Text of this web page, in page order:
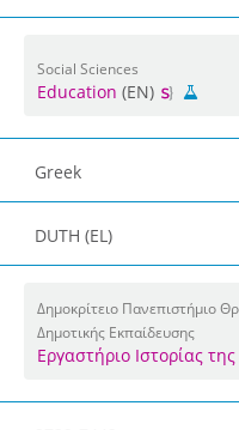
Social Sciences
Education (EN)
Greek
DUTH (EL)
Δημοκρίτειο Πανεπιστήμιο
Δημοτικής Εκπαίδευσης
Εργαστήριο Ιστορίας